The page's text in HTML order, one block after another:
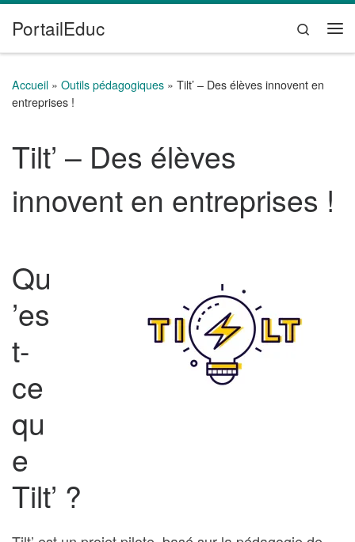
Passer au contenu
PortailEduc
Search
Accueil » Outils pédagogiques » Tilt’ – Des élèves innovent en
entreprises !
Tilt’ – Des élèves
innovent en entreprises !
Qu
’es
t-
ce
qu
e
Tilt’ ?